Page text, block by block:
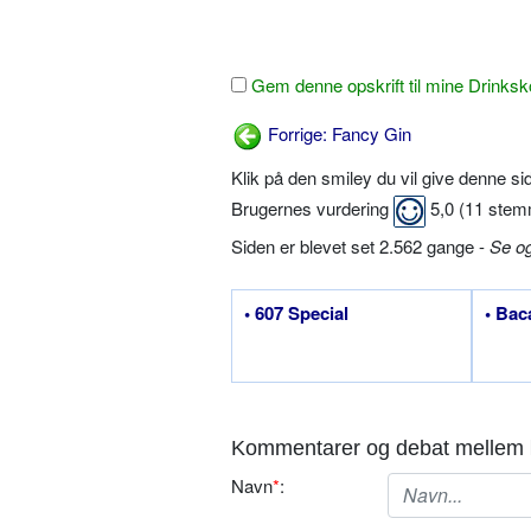
Gem denne opskrift til mine
Forrige: Fancy Gin
Klik på den smiley du vil give denne
Brugernes vurdering
5,0 (11
Siden er blevet set 2.562 gange -Se
• 607 Special •
Kommentarer og debat
Navn*: